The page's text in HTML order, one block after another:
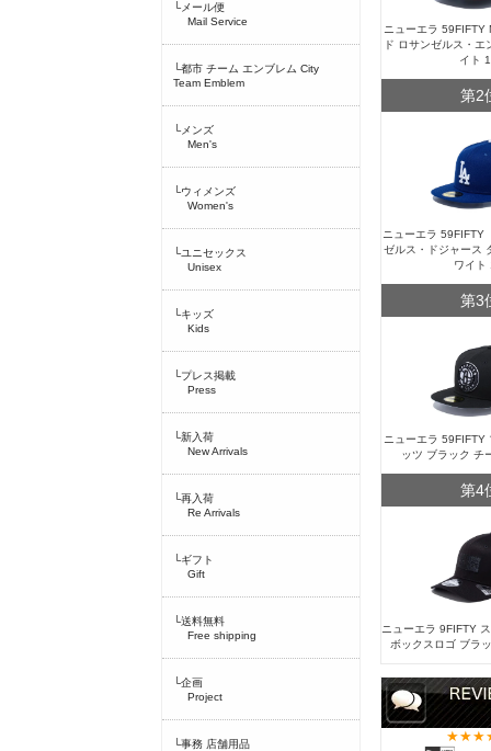
└メール便
Mail Service
└都市 チーム エンブレム City
Team Emblem
└メンズ
Men's
└ウィメンズ
Women's
└ユニセックス
Unisex
└キッズ
Kids
└プレス掲載
Press
└新入荷
New Arrivals
└再入荷
Re Arrivals
└ギフト
Gift
└送料無料
Free shipping
└企画
Project
└事務 店舗用品
ニューエラ 59FIFTY
ド ロサンゼルス・エ
イト
第2
ニューエラ 59FIFTY
ゼルス・ドジャース
ワイト
第3
ニューエラ 59FIFTY
ッツ ブラック チ
第4
ニューエラ 9FIFTY
ボックスロゴ ブラ